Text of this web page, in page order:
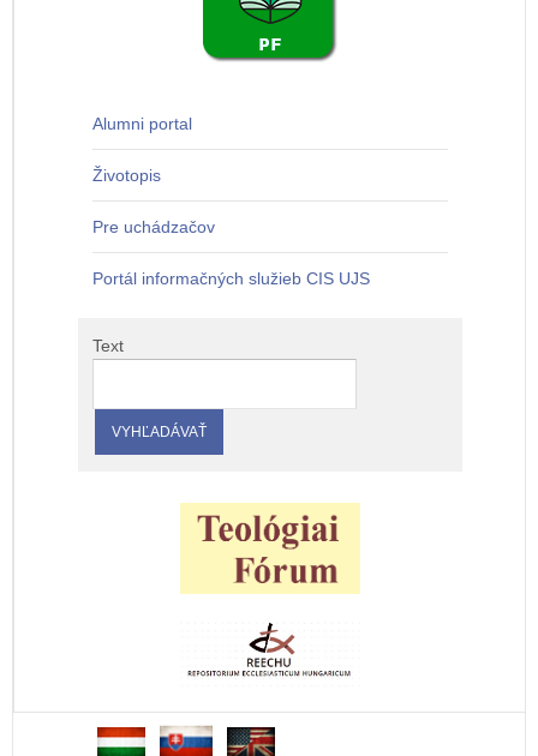
Alumni portal
Životopis
Pre uchádzačov
Portál informačných služieb CIS UJS
Text